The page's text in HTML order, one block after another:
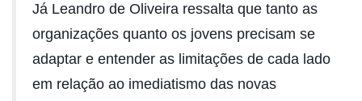
Já Leandro de Oliveira ressalta que tanto as
organizações quanto os jovens precisam se
adaptar e entender as limitações de cada lado
em relação ao imediatismo das novas